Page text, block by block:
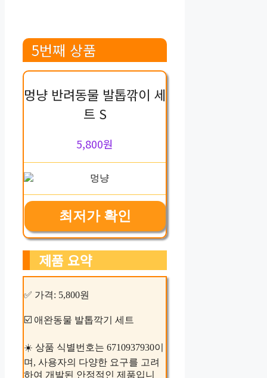
5번째 상품
멍냥 반려동물 발톱깎이 세
트 S
5,800원
최저가 확인
제품 요약
✅ 가격: 5,800원
☑️ 애완동물 발톱깍기 세트
☀️ 상품 식별번호는 6710937930이
며, 사용자의 다양한 요구를 고려
하여 개발된 안정적인 제품입니